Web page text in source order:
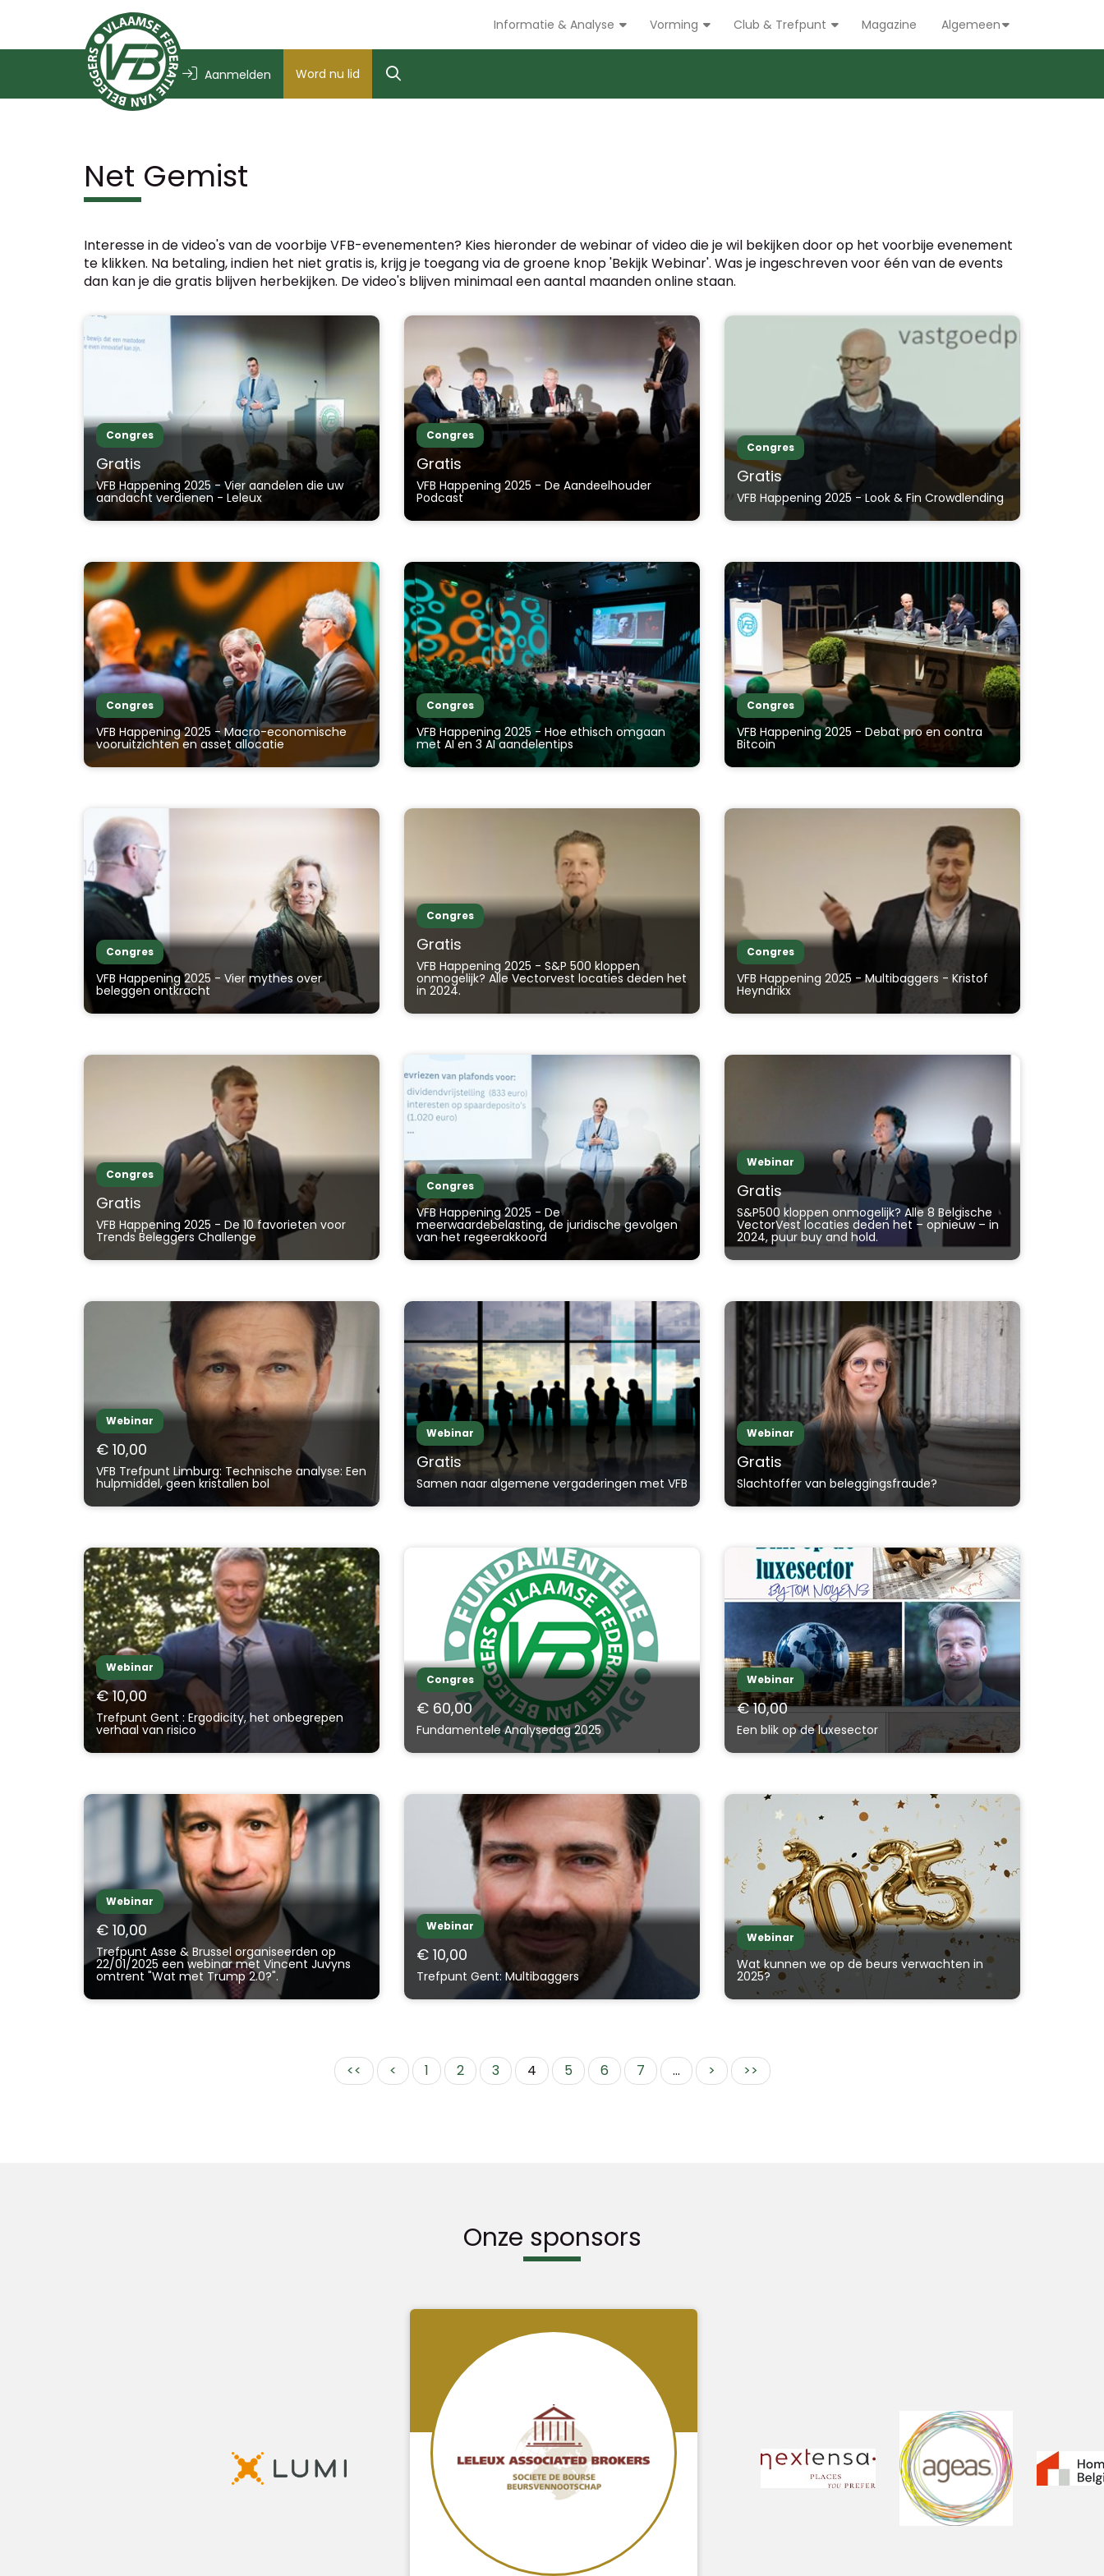
Informatie & Analyse Vorming Club & Trefpunt Magazine Algemeen
Aanmelden Word nu lid
Net Gemist
Interesse in de video's van de voorbije VFB-evenementen? Kies hieronder de webinar of video die je wil bekijken door op het voorbije evenement
te klikken. Na betaling, indien het niet gratis is, krijg je toegang via de groene knop 'Bekijk Webinar'. Was je ingeschreven voor één van de events
dan kan je die gratis blijven herbekijken. De video's blijven minimaal een aantal maanden online staan.
Congres
Gratis
VFB Happening 2025 - Vier aandelen die uw
aandacht verdienen - Leleux
Congres
Gratis
VFB Happening 2025 - De Aandeelhouder
Podcast
Congres
Gratis
VFB Happening 2025 - Look & Fin Crowdlending
Congres
VFB Happening 2025 - Macro-economische
vooruitzichten en asset allocatie
Congres
VFB Happening 2025 - Hoe ethisch omgaan
met AI en 3 AI aandelentips
Congres
VFB Happening 2025 - Debat pro en contra
Bitcoin
Congres
VFB Happening 2025 - Vier mythes over
beleggen ontkracht
Congres
Gratis
VFB Happening 2025 - S&P 500 kloppen
onmogelijk? Alle Vectorvest locaties deden het
in 2024.
Congres
VFB Happening 2025 - Multibaggers - Kristof
Heyndrikx
Congres
Gratis
VFB Happening 2025 - De 10 favorieten voor
Trends Beleggers Challenge
Congres
VFB Happening 2025 - De
meerwaardebelasting, de juridische gevolgen
van het regeerakkoord
Webinar
Gratis
S&P500 kloppen onmogelijk? Alle 8 Belgische
VectorVest locaties deden het – opnieuw – in
2024, puur buy and hold.
Webinar
€ 10,00
VFB Trefpunt Limburg: Technische analyse: Een
hulpmiddel, geen kristallen bol
Webinar
Gratis
Samen naar algemene vergaderingen met VFB
Webinar
Gratis
Slachtoffer van beleggingsfraude?
Webinar
€ 10,00
Trefpunt Gent : Ergodicity, het onbegrepen
verhaal van risico
Congres
€ 60,00
Fundamentele Analysedag 2025
Webinar
€ 10,00
Een blik op de luxesector
Webinar
€ 10,00
Trefpunt Asse & Brussel organiseerden op
22/01/2025 een webinar met Vincent Juvyns
omtrent "Wat met Trump 2.0?".
Webinar
€ 10,00
Trefpunt Gent: Multibaggers
Webinar
Wat kunnen we op de beurs verwachten in
2025?
<< < 1 2 3 4 5 6 7 ... > >>
Onze sponsors